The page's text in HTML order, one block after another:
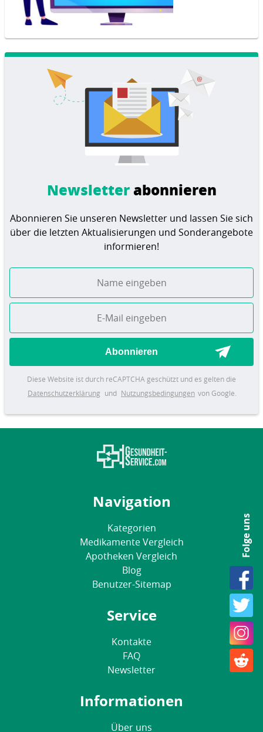
Newsletterabonnieren
Abonnieren Sie unseren Newsletter und lassen Sie sich
über die letzten Aktualisierungen und Sonderangebote
informieren!
Abonnieren
Diese Website ist durch reCAPTCHA geschützt und es gelten die
Datenschutzerklärung und Nutzungsbedingungen von Google.
Navigation
Kategorien
Medikamente Vergleich
Apotheken Vergleich
Blog
Benutzer-Sitemap
Service
Kontakte
FAQ
Newsletter
Informationen
Über uns
Folge uns